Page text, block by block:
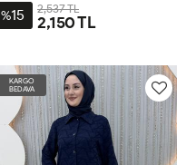
54
48-
50
44-
46
52
%15 2,537 TL
2,150 TL
KARGO
BEDAVA